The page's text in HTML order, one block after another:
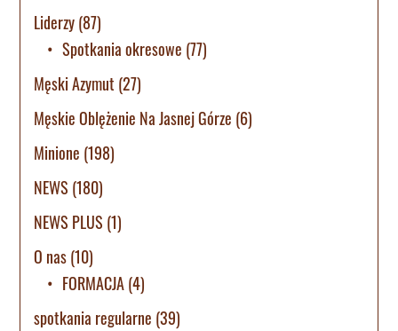
Liderzy(87)
Spotkania okresowe (77)
Męski Azymut (27)
Męskie Oblężenie Na Jasnej Górze (6)
Minione (198)
NEWS (180)
NEWS PLUS (1)
O nas(10)
FORMACJA(4)
spotkania regularne (39)